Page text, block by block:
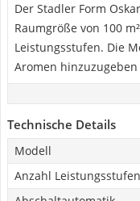
Der Stadler Form
Raumgröße von 100
Leistungsstufen. Die
Aromen
Technische Details
Modell
Anzahl Leistungsstufen